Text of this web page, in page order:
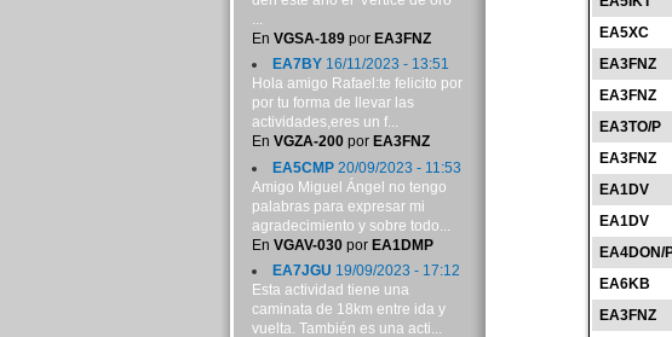
EA5XC
EA3FNZ
EA3FNZ
EA3TO/P
EA3FNZ
EA1DV
EA1DV
EA4DON/
EA6KB
EA3FNZ
...
En VGSA-189por EA3FNZ
EA7BY16/11/2023 - 13:51
Hola amigo Rafael:te felicito por
por tu forma de llevar las
actividades,eres un f...
En VGZA-200por EA3FNZ
EA5CMP20/09/2023 - 11:53
Amigo Miguel Ángel no tengo
palabras para expresar mi
agradecimiento y sobre todo...
En VGAV-030por EA1DMP
EA7JGU 19/09/2023 - 17:12
Esta actividad tiene una
caminata de 18km entre ida y
vuelta. También es una acti...